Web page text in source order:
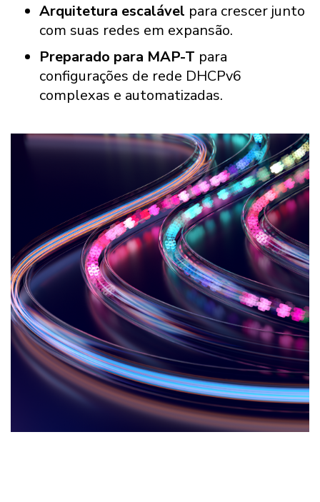
Arquitetura escalável para crescer junto
com suas redes em expansão.
Preparado para MAP-T para
configurações de rede DHCPv6
complexas e automatizadas.